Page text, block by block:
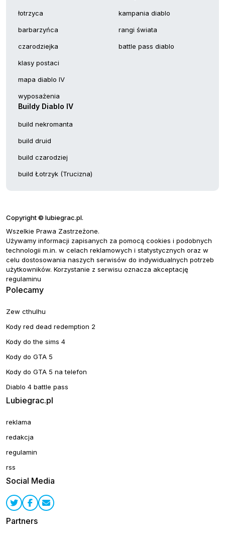
łotrzyca
barbarzyńca
czarodziejka
klasy postaci
mapa diablo IV
wyposażenia
kampania diablo
rangi świata
battle pass diablo
Buildy Diablo IV
build nekromanta
build druid
build czarodziej
build Łotrzyk (Trucizna)
Copyright © lubiegrac.pl.
Wszelkie Prawa Zastrzeżone.
Używamy informacji zapisanych za pomocą cookies i podobnych
technologii m.in. w celach reklamowych i statystycznych oraz w
celu dostosowania naszych serwisów do indywidualnych potrzeb
użytkowników. Korzystanie z serwisu oznacza akceptację
regulaminu
Polecamy
Zew cthulhu
Kody red dead redemption 2
Kody do the sims 4
Kody do GTA 5
Kody do GTA 5 na telefon
Diablo 4 battle pass
Lubiegrac.pl
reklama
redakcja
regulamin
rss
Social Media
Partners